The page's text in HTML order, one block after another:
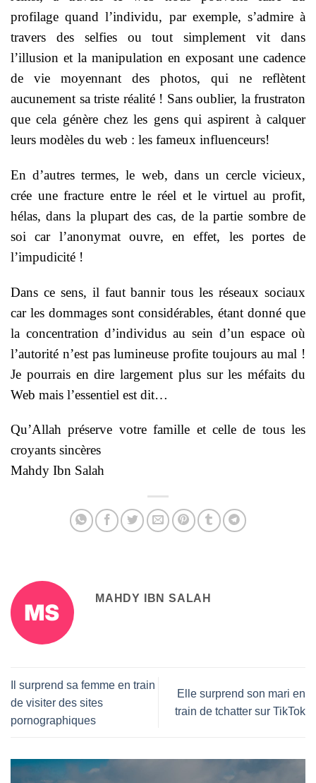
profilage quand l’individu, par exemple, s’admire à
travers des selfies ou tout simplement vit dans
l’illusion et la manipulation en exposant une cadence
de vie moyennant des photos, qui ne reflètent
aucunement sa triste réalité ! Sans oublier, la frustraton
que cela génère chez les gens qui aspirent à calquer
leurs modèles du web : les fameux influenceurs!
En d’autres termes, le web, dans un cercle vicieux,
crée une fracture entre le réel et le virtuel au profit,
hélas, dans la plupart des cas, de la partie sombre de
soi car l’anonymat ouvre, en effet, les portes de
l’impudicité !
Dans ce sens, il faut bannir tous les réseaux sociaux
car les dommages sont considérables, étant donné que
la concentration d’individus au sein d’un espace où
l’autorité n’est pas lumineuse profite toujours au mal !
Je pourrais en dire largement plus sur les méfaits du
Web mais l’essentiel est dit…
Qu’Allah préserve votre famille et celle de tous les
croyants sincères
Mahdy Ibn Salah
MAHDY IBN SALAH
Il surprend sa femme en train
de visiter des sites
pornographiques
Elle surprend son mari en
train de tchatter sur TikTok